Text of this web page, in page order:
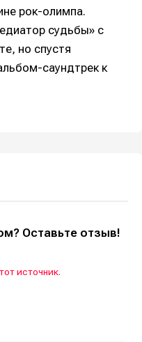
рок-олимпа.
судьбы» с
но спустя
саундтрек к
Оставьте отзыв!
источник.